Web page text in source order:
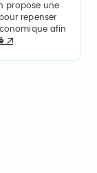
propose une
repenser
afin